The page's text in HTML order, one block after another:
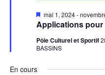
Applications
Mis
en
avant
mai 1, 2024-
Pôle Culturel et Sportif
BASSINS
En cours